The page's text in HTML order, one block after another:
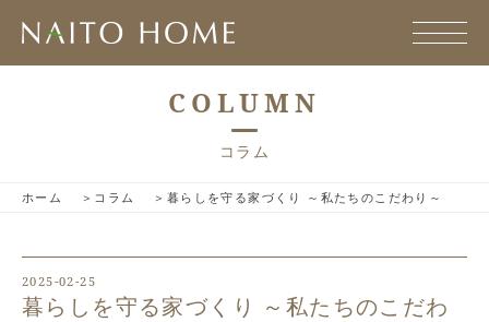
COLUMN
コラム
ホーム コラム 暮らしを守る家づくり ～私たちのこだわり～
2025-02-25
暮らしを守る家づくり ～私たちのこだわ